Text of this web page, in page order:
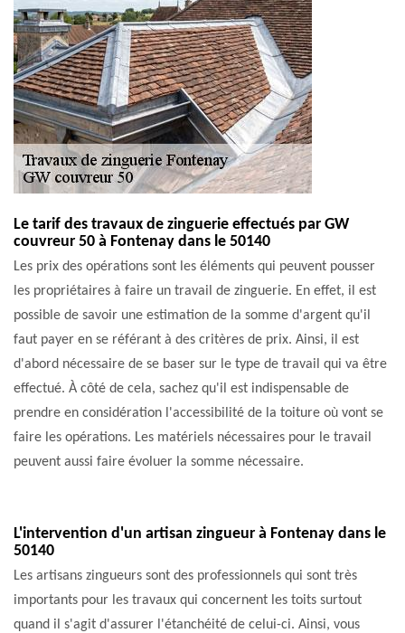
Le tarif des travaux de zinguerie effectués par GW
couvreur 50 à Fontenay dans le 50140
Les prix des opérations sont les éléments qui peuvent pousser
les propriétaires à faire un travail de zinguerie. En effet, il est
possible de savoir une estimation de la somme d'argent qu'il
faut payer en se référant à des critères de prix. Ainsi, il est
d'abord nécessaire de se baser sur le type de travail qui va être
effectué. À côté de cela, sachez qu'il est indispensable de
prendre en considération l'accessibilité de la toiture où vont se
faire les opérations. Les matériels nécessaires pour le travail
peuvent aussi faire évoluer la somme nécessaire.
L'intervention d'un artisan zingueur à Fontenay dans le
50140
Les artisans zingueurs sont des professionnels qui sont très
importants pour les travaux qui concernent les toits surtout
quand il s'agit d'assurer l'étanchéité de celui-ci. Ainsi, vous